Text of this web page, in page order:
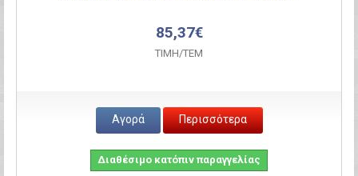
85,37€
ΤΙΜH/ΤΕΜ
Αγορά Περισσότερα
Διαθέσιμο κατόπιν παραγγελίας